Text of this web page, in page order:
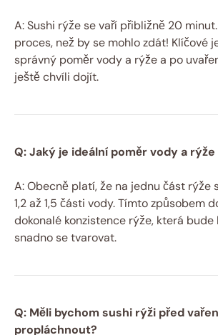
A: Sushi rýže se vaří přibližně 20
proces, než by se mohlo zdát! Klíčové
správný poměr vody a rýže a po
ještě chvíli dojít.
Q: Jaký je ideální poměr vody a
A: Obecně platí, že na jednu část rýže
1,2 až 1,5 části vody. Tímto způsobem
dokonalé konzistence rýže, která bude
snadno se tvarovat.
Q: Měli bychom sushi rýži před
propláchnout?